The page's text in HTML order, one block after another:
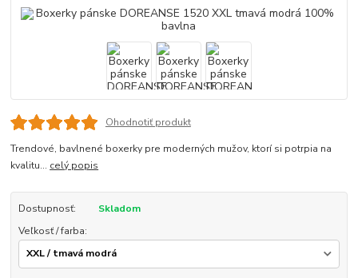
Ohodnotiť produkt
Trendové, bavlnené boxerky pre moderných mužov, ktorí si potrpia na
kvalitu... celý popis
Dostupnosť:
Skladom
Veľkosť / farba: